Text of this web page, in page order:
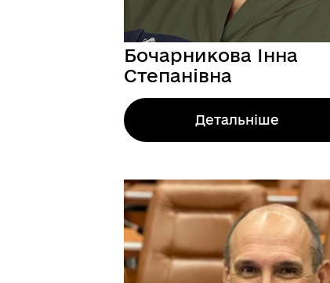
МІСТОБУДУВАННЯ
Бочарникова Інна
Степанівна
Детальніше